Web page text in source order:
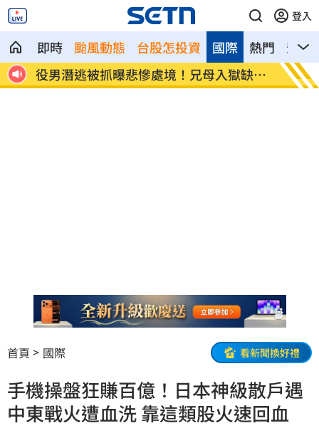
登入
即時 颱風動態 台股怎投資 熱門 影音
國際
媽
役男潛逃被抓曝悲慘處境！兄母入獄缺錢
花
雨天
首頁 國際 看新聞換好禮
手機操盤狂賺百億！日本神級散戶遇
中東戰火遭血洗 靠這類股火速回血